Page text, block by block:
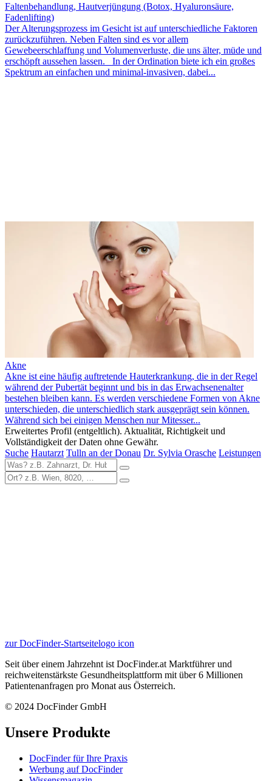
Faltenbehandlung, Hautverjüngung (Botox, Hyaluronsäure,
Fadenlifting)
Der Alterungsprozess im Gesicht ist auf unterschiedliche Faktoren
zurückzuführen. Neben Falten sind es vor allem
Gewebeerschlaffung und Volumenverluste, die uns älter, müde und
erschöpft aussehen lassen. In der Ordination biete ich ein großes
Spektrum an einfachen und minimal-invasiven, dabei...
Akne
Akne ist eine häufig auftretende Hauterkrankung, die in der Regel
während der Pubertät beginnt und bis in das Erwachsenenalter
bestehen bleiben kann. Es werden verschiedene Formen von Akne
unterschieden, die unterschiedlich stark ausgeprägt sein können.
Während sich bei einigen Menschen nur Mitesser...
Erweitertes Profil (entgeltlich). Aktualität, Richtigkeit und
Vollständigkeit der Daten ohne Gewähr.
Suche Hautarzt Tulln an der Donau Dr. Sylvia Orasche Leistungen
zur DocFinder-Startseitelogo icon
Seit über einem Jahrzehnt ist DocFinder.at Marktführer und
reichweitenstärkste Gesundheitsplattform mit über 6 Millionen
Patientenanfragen pro Monat aus Österreich.
© 2024 DocFinder GmbH
Unsere Produkte
DocFinder für Ihre Praxis
Werbung auf DocFinder